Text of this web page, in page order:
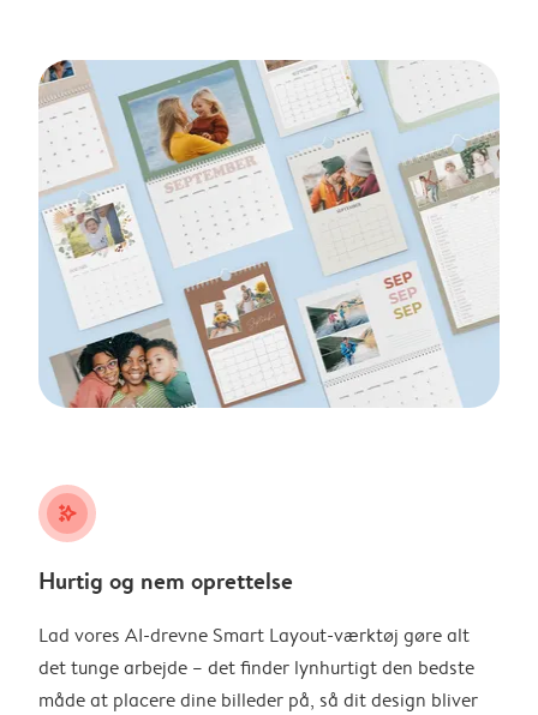
stars_plus
Hurtig og nem oprettelse
Lad vores AI-drevne Smart Layout-værktøj gøre alt
det tunge arbejde – det finder lynhurtigt den bedste
måde at placere dine billeder på, så dit design bliver